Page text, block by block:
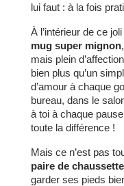
lui faut : à la fois
À l’intérieur de ce
mug super mignon
mais plein
bien plus qu’un
d’amour à chaque
bureau, dans le
à toi à chaque
toute la différence !
Mais ce n’est pas
paire de
garder ses pieds